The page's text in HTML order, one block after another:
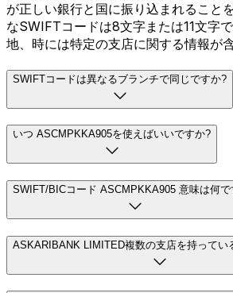
が正しい銀行と国に振り込まれること
なSWIFTコードは8文字または11文字
地、時には特定の支店に関する情報が
SWIFTコードは異なるブランチで同じですか?
いつ ASCMPKKA905を使えばいいですか?
SWIFT/BICコード ASCMPKKA905 意味は何で
ASKARIBANK LIMITED複数の支店を持ってい